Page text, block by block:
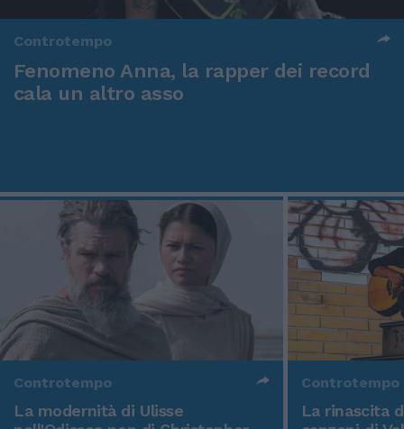
Controtempo
Fenomeno Anna, la rapper dei record
cala un altro asso
Controtempo
La modernità di Ulisse
Controtempo
La rinascita